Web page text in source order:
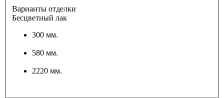
Варианты отделки
Бесцветный лак
300 мм.
580 мм.
2220 мм.